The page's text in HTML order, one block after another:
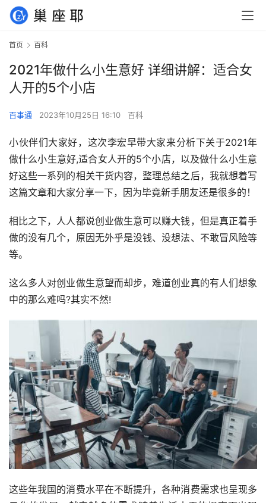
首页 百科
2021年做什么小生意好 详细讲解：适合女
人开的5个小店
百事通 2023年10月25日 16:10 百科
小伙伴们大家好，这次李宏早带大家来分析下关于2021年
做什么小生意好,适合女人开的5个小店，以及做什么小生意
好这些一系列的相关干货内容，整理总结之后，我就想着写
这篇文章和大家分享一下，因为毕竟新手朋友还是很多的！
相比之下，人人都说创业做生意可以赚大钱，但是真正着手
做的没有几个，原因无外乎是没钱、没想法、不敢冒风险等
等。
这么多人对创业做生意望而却步，难道创业真的有人们想象
中的那么难吗?其实不然!
这些年我国的消费水平在不断提升，各种消费需求也呈现多